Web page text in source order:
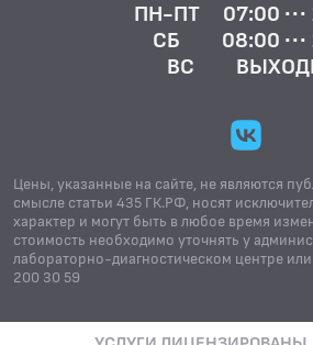
ПН-ПТ
07:00
СБ
08:00
ВС
Цены, указанные на сайте, не являются
смысле статьи 435 ГК.РФ, носят
характер и могут быть в любое время
стоимость необходимо уточнять у
лабораторно-диагностическом центре
200 30 59